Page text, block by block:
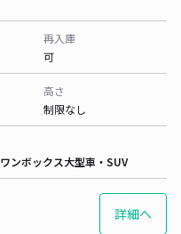
再入庫
可
高さ
制限なし
ワンボックス大型車・SUV
詳細へ